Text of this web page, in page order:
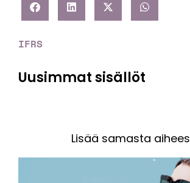
IFRS
Uusimmat sisällöt
Lisää samasta